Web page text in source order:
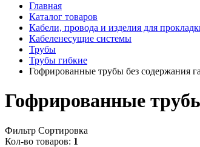
Главная
Каталог товаров
Кабели, провода и изделия для
Кабеленесущие системы
Трубы
Трубы гибкие
Гофрированные трубы без содержания
Гофрированные
Фильтр Сортировка
Кол-во товаров: 1